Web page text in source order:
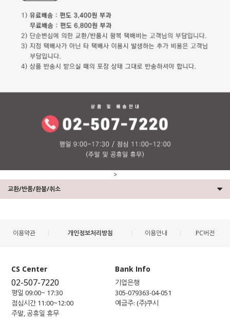
>
교환/반품/환불/취소
이용약관 개인정보처리방침 이용안내 PC버전
CS Center
02-507-7220
평일 09:00~ 17:30
점심시간 11:00~12:00
주말, 공휴일 휴무
Bank Info
기업은행
305-079363-04-051
예금주: (주)쿠시